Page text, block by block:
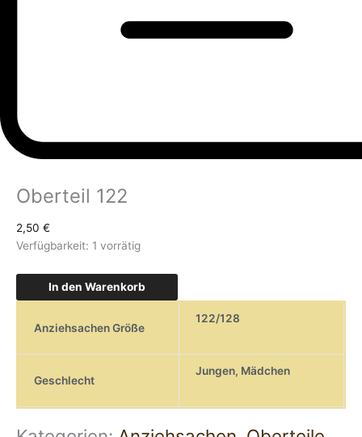
Oberteil 122
2,50 €
Verfügbarkeit: 1 vorrätig
In den Warenkorb
Anziehsachen Größe
122/128
Geschlecht
Jungen, Mädchen